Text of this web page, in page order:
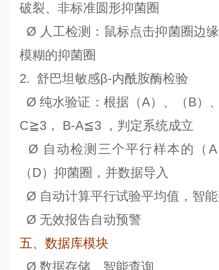
破裂、非标准圆形抑菌圈
Ø 人工检测：鼠标点击抑菌圈边
模糊的抑菌圈
2. 舒巴坦敏感β-内酰胺酶检验
Ø纯水验证：根据（A）、（B）
C≧3， B-A≦3 ，判定系统成立
Ø 自动检测三个平行样本的（
（D）抑菌圈，并数据导入
Ø 自动计算平行试验平均值，智
Ø 无效报告自动预警
五、数据库模块
Ø 数据存储、智能查询